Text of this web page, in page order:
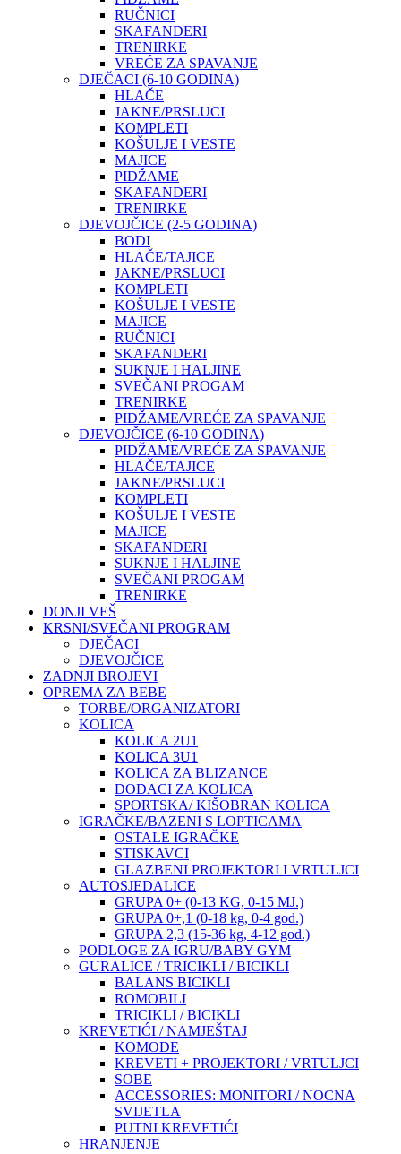
RUČNICI
SKAFANDERI
TRENIRKE
VREĆE ZA SPAVANJE
DJEČACI (6-10 GODINA)
HLAČE
JAKNE/PRSLUCI
KOMPLETI
KOŠULJE I VESTE
MAJICE
PIDŽAME
SKAFANDERI
TRENIRKE
DJEVOJČICE (2-5 GODINA)
BODI
HLAČE/TAJICE
JAKNE/PRSLUCI
KOMPLETI
KOŠULJE I VESTE
MAJICE
RUČNICI
SKAFANDERI
SUKNJE I HALJINE
SVEČANI PROGAM
TRENIRKE
PIDŽAME/VREĆE ZA SPAVANJE
DJEVOJČICE (6-10 GODINA)
PIDŽAME/VREĆE ZA SPAVANJE
HLAČE/TAJICE
JAKNE/PRSLUCI
KOMPLETI
KOŠULJE I VESTE
MAJICE
SKAFANDERI
SUKNJE I HALJINE
SVEČANI PROGAM
TRENIRKE
DONJI VEŠ
KRSNI/SVEČANI PROGRAM
DJEČACI
DJEVOJČICE
ZADNJI BROJEVI
OPREMA ZA BEBE
TORBE/ORGANIZATORI
KOLICA
KOLICA 2U1
KOLICA 3U1
KOLICA ZA BLIZANCE
DODACI ZA KOLICA
SPORTSKA/ KIŠOBRAN KOLICA
IGRAČKE/BAZENI S LOPTICAMA
OSTALE IGRAČKE
STISKAVCI
GLAZBENI PROJEKTORI I VRTULJCI
AUTOSJEDALICE
GRUPA 0+ (0-13 KG, 0-15 MJ.)
GRUPA 0+,1 (0-18 kg, 0-4 god.)
GRUPA 2,3 (15-36 kg, 4-12 god.)
PODLOGE ZA IGRU/BABY GYM
GURALICE / TRICIKLI / BICIKLI
BALANS BICIKLI
ROMOBILI
TRICIKLI / BICIKLI
KREVETIĆI / NAMJEŠTAJ
KOMODE
KREVETI + PROJEKTORI / VRTULJCI
SOBE
ACCESSORIES: MONITORI / NOCNA
SVIJETLA
PUTNI KREVETIĆI
HRANJENJE